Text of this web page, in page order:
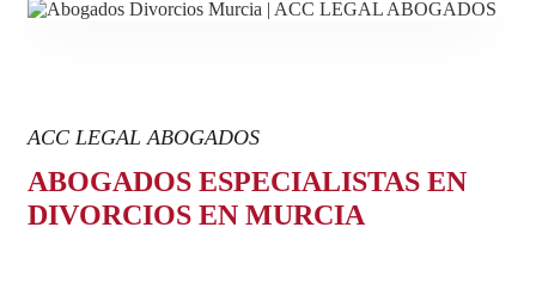
ACC LEGAL ABOGADOS
ABOGADOS ESPECIALISTAS EN
DIVORCIOS EN MURCIA